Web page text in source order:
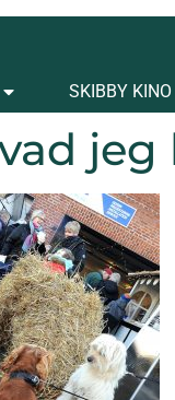
SKIBBY KINO
jeg